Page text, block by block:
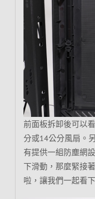
前面板拆卸後可以
分或14公分風扇。
有提供一組防塵網
下滑動，那麼緊接
啦，讓我們一起看